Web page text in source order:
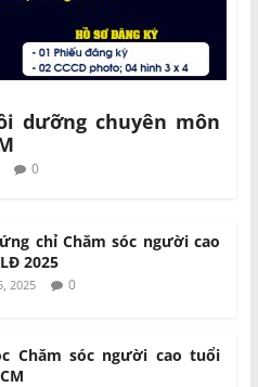
dưỡng chuyên môn
0
chỉ Chăm sóc người cao
2025
2025 0
Chăm sóc người cao tuổi